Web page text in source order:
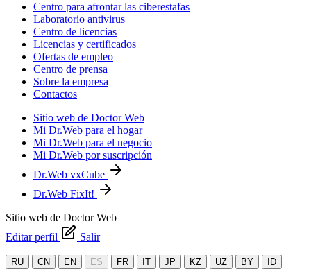
Centro para afrontar las ciberestafas
Laboratorio antivirus
Centro de licencias
Licencias y certificados
Ofertas de empleo
Centro de prensa
Sobre la empresa
Contactos
Sitio web de Doctor Web
Mi Dr.Web para el hogar
Mi Dr.Web para el negocio
Mi Dr.Web por suscripción
Dr.Web vxCube
Dr.Web FixIt!
Sitio web de Doctor Web
Editar perfil
Salir
RU CN EN ES FR IT JP KZ UZ BY ID